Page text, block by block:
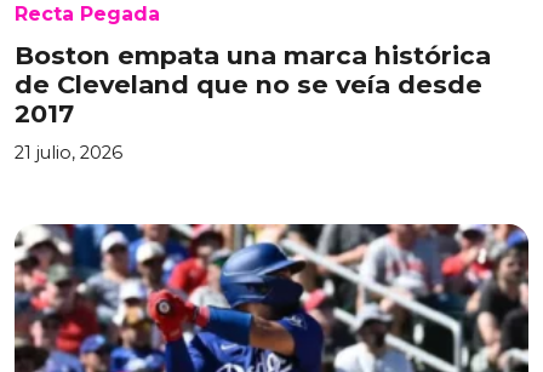
Recta Pegada
Boston empata una marca histórica
de Cleveland que no se veía desde
2017
21 julio, 2026